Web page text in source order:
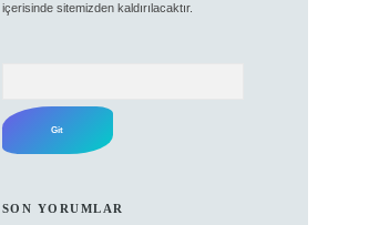
içerisinde sitemizden kaldırılacaktır.
SON YORUMLAR